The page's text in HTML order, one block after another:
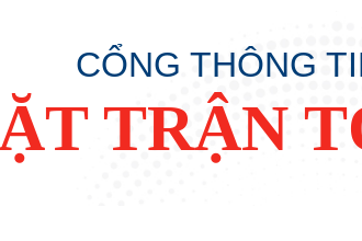
CỔNG THÔNG
TRẬN